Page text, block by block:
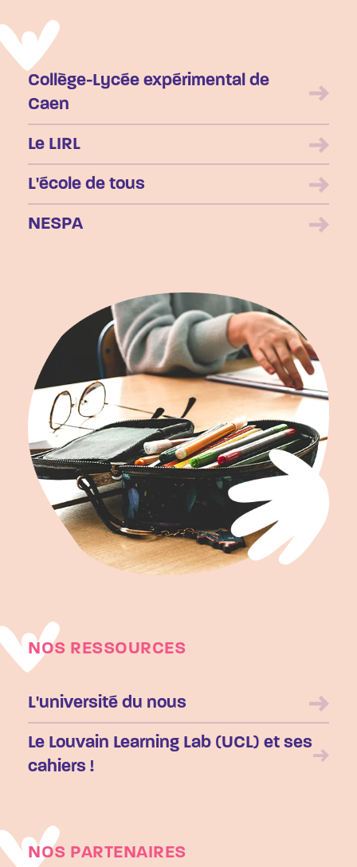
Collège-Lycée expérimental de
Caen
Le LIRL
L'école de tous
NESPA
NOS RESSOURCES
L'université du nous
Le Louvain Learning Lab (UCL) et ses
cahiers !
NOS PARTENAIRES